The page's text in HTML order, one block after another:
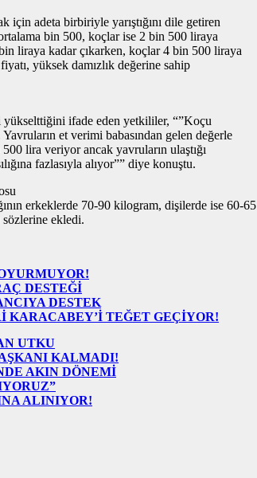
için adeta birbiriyle yarıştığını dile getiren
bin 500, koçlar ise 2 bin 500 liraya
liraya kadar çıkarken, koçlar 4 bin 500 liraya
yüksek damızlık değerine sahip
ifade eden yetkililer, “”Koçu
et verimi babasından gelen değerle
lira veriyor ancak yavruların ulaştığı
fazlasıyla alıyor”” diye konuştu.
erkeklerde 70-90 kilogram, dişilerde ise 60-65
ekledi.
DESTEĞİ
DESTEK
KARACABEY’İ TEĞET GEÇİYOR!
UTKU
KALMADI!
AKIN DÖNEMİ
ALINIYOR!